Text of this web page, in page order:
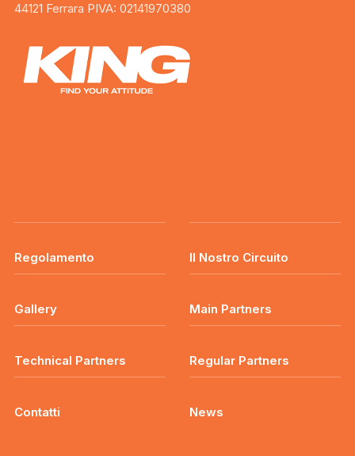
44121 Ferrara PIVA: 02141970380
Regolamento Il Nostro Circuito
Gallery Main Partners
Technical Partners Regular Partners
Contatti News